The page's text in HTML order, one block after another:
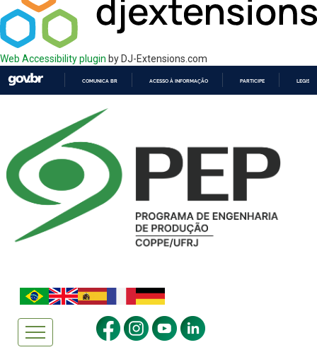
Web Accessibility plugin by DJ-Extensions.com
COMUNICA BR ACESSO À INFORMAÇÃO PARTICIPE